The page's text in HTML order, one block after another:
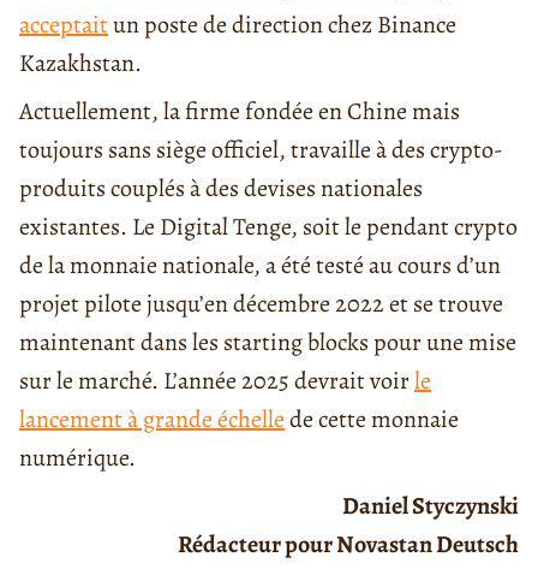
acceptaitun poste de direction chez Binance
Kazakhstan.
Actuellement, la firme fondée en Chine mais
toujours sans siège officiel, travaille à des crypto-
produits couplés à des devises nationales
existantes. Le Digital Tenge, soit le pendant crypto
de la monnaie nationale, a été testé au cours d’un
projet pilote jusqu’en décembre 2022 et se trouve
maintenant dans les starting blocks pour une mise
sur le marché. L’année 2025 devrait voirle
lancement à grande échellede cette monnaie
numérique.
Daniel Styczynski
Rédacteur pour Novastan Deutsch